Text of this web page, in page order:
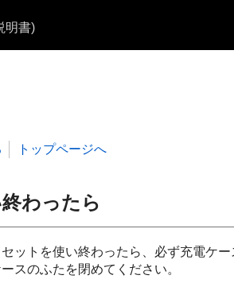
明書)
トップページへ
わったら
ットを使い終わったら、必ず充電ケー
スのふたを閉めてください。